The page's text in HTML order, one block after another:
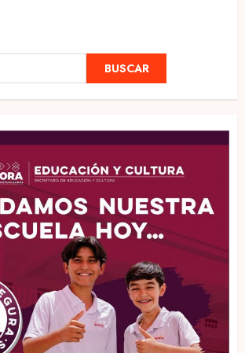
BUSCAR